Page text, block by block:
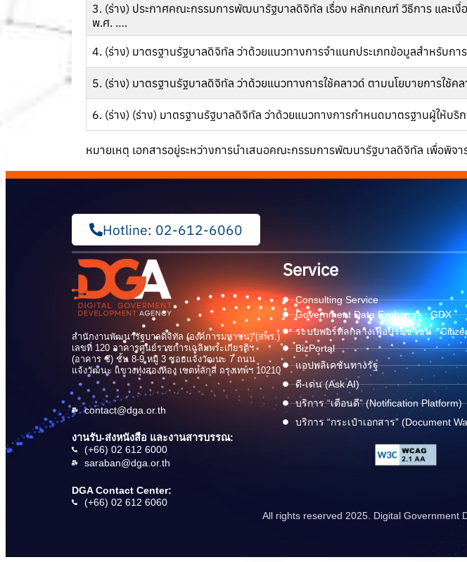
3. (ร่าง) ประกาศคณะกรรมการพัฒนารัฐบาลดิจิทัล เรื่อง หลักเกณฑ์ วิธีการ และเงื่
พ.ศ. ….
4. (ร่าง) มาตรฐานรัฐบาลดิจิทัล ว่าด้วยแนวทางการจำแนกประเภทข้อมูลสำหรับกา
5. (ร่าง) มาตรฐานรัฐบาลดิจิทัล ว่าด้วยแนวทางการใช้คลาวด์ ตามนโยบายการใช้ค
6. (ร่าง) (ร่าง) มาตรฐานรัฐบาลดิจิทัล ว่าด้วยแนวทางการกำหนดมาตรฐานผู้ให้บริ
หมายเหตุ เอกสารอยู่ระหว่างการนำเสนอคณะกรรมการพัฒนารัฐบาลดิจิทัล เพื่อพิจ
Hotline: 02-612-6060
สำนักงานพัฒนารัฐบาลดิจิทัล (องค์การมหาชน) (สพร.)
เลขที่ 120 อาคารศูนย์ราชการเฉลิมพระเกียรติฯ
(อาคาร ซี) ชั้น 8-9 หมู่ 3 ซอยแจ้งวัฒนะ 7 ถนน
แจ้งวัฒนะ แขวงทุ่งสองห้อง เขตหลักสี่ กรุงเทพฯ 10210
contact@dga.or.th
งานรับ-ส่งหนังสือ และงานสารบรรณ:
(+66) 02 612 6000
saraban@dga.or.th
DGA Contact Center:
(+66) 02 612 6060
Service
Consulting Service
Government Data Exchange : GDX
ระบบพอร์ทัลกลางเพื่อประชาชน :
BizPortal
แอปพลิเคชันทางรัฐ
ดี-เด่น (Ask AI)
บริการ “เตือนดี” (Notification Platform)
บริการ “กระเป๋าเอกสาร” (Document
All rights reserved 2025. Digital Government